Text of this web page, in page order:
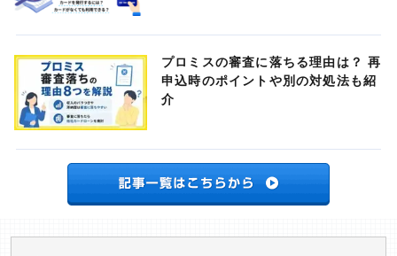
プロミスの審査に落ちる理由は？ 再
申込時のポイントや別の対処法も紹
介